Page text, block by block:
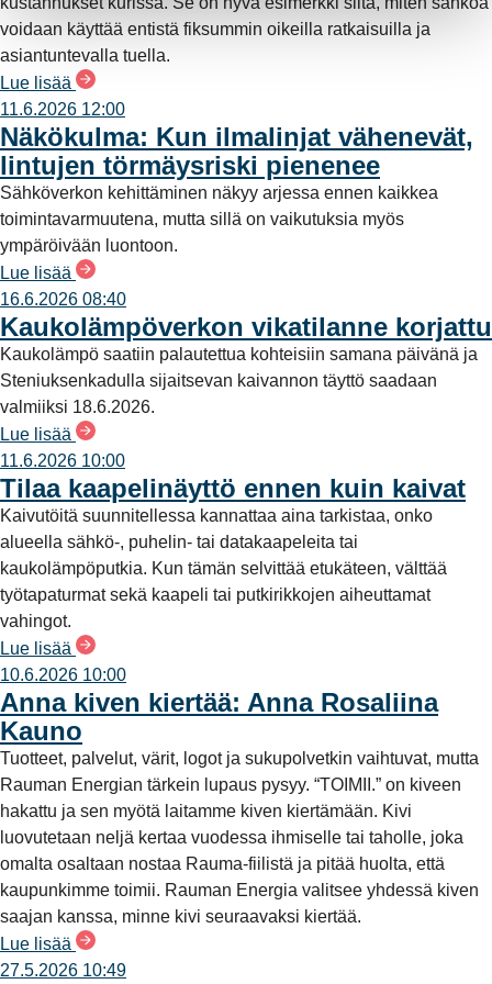
voidaan käyttää entistä fiksummin oikeilla ratkaisuilla ja
asiantuntevalla tuella.
Lue lisää
11.6.2026 12:00
Näkökulma: Kun ilmalinjat vähenevät,
lintujen törmäysriski pienenee
Sähköverkon kehittäminen näkyy arjessa ennen kaikkea
toimintavarmuutena, mutta sillä on vaikutuksia myös
ympäröivään luontoon.
Lue lisää
16.6.2026 08:40
Kaukolämpöverkon vikatilanne korjattu
Kaukolämpö saatiin palautettua kohteisiin samana päivänä ja
Steniuksenkadulla sijaitsevan kaivannon täyttö saadaan
valmiiksi 18.6.2026.
Lue lisää
11.6.2026 10:00
Tilaa kaapelinäyttö ennen kuin kaivat
Kaivutöitä suunnitellessa kannattaa aina tarkistaa, onko
alueella sähkö-, puhelin- tai datakaapeleita tai
kaukolämpöputkia. Kun tämän selvittää etukäteen, välttää
työtapaturmat sekä kaapeli tai putkirikkojen aiheuttamat
vahingot.
Lue lisää
10.6.2026 10:00
Anna kiven kiertää: Anna Rosaliina
Kauno
Tuotteet, palvelut, värit, logot ja sukupolvetkin vaihtuvat, mutta
Rauman Energian tärkein lupaus pysyy. “TOIMII.” on kiveen
hakattu ja sen myötä laitamme kiven kiertämään. Kivi
luovutetaan neljä kertaa vuodessa ihmiselle tai taholle, joka
omalta osaltaan nostaa Rauma-fiilistä ja pitää huolta, että
kaupunkimme toimii. Rauman Energia valitsee yhdessä kiven
saajan kanssa, minne kivi seuraavaksi kiertää.
Lue lisää
27.5.2026 10:49